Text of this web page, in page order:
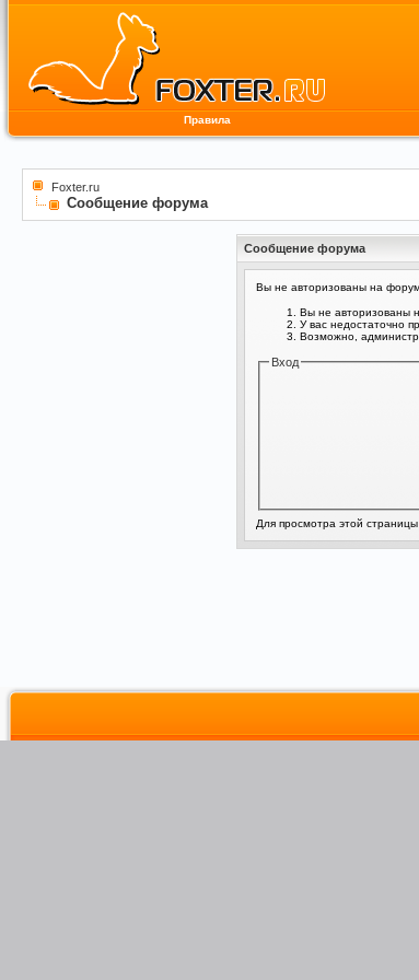
Правила
Foxter.ru
Сообщение форума
Сообщение форума
Вы не авторизованы на
Вы не авторизованы
У вас недостаточно
Возможно,
Вход
Для просмотра этой